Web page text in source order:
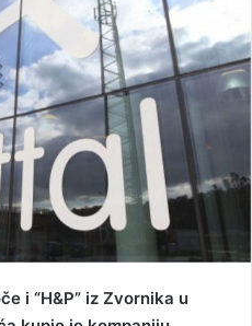
i “H&P” iz Zvornika u